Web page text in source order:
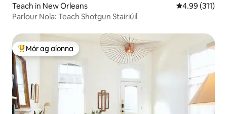
Teach in New Orleans Meánrátáil
4.99 (311)
Parlour Nola: Teach Shotgun Stairiúil
An-mhór ag aíonna
Mór ag aíonna